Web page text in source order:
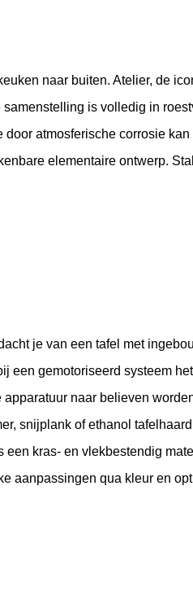
naar buiten. Atelier, de
is volledig in
atmosferische corrosie
elementaire ontwerp.
je van een tafel met
een gemotoriseerd systeem
naar believen
snijplank of ethanol
een kras- en vlekbestendig
aanpassingen qua kleur en